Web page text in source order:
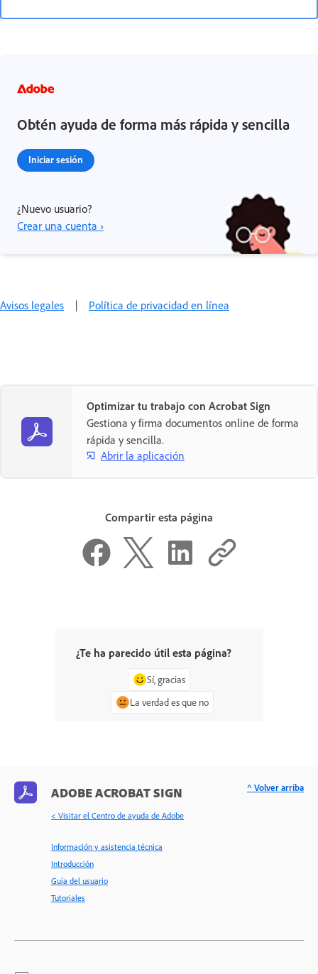
Obtén ayuda de forma más rápida y sencilla
Iniciar sesión
¿Nuevo usuario?
Crear una cuenta ›
Avisos legales | Política de privacidad en línea
Optimizar tu trabajo con Acrobat Sign
Gestiona y firma documentos online de forma
rápida y sencilla.
Abrir la aplicación
Compartir esta página
¿Te ha parecido útil esta página?
Sí, gracias
La verdad es que no
ADOBE ACROBAT SIGN
< Visitar el Centro de ayuda de Adobe
Información y asistencia técnica
Introducción
Guía del usuario
Tutoriales
^ Volver arriba